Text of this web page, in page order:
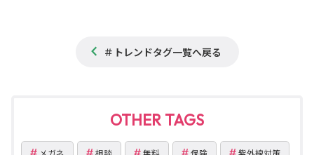
＃トレンドタグ一覧へ戻る
OTHER TAGS